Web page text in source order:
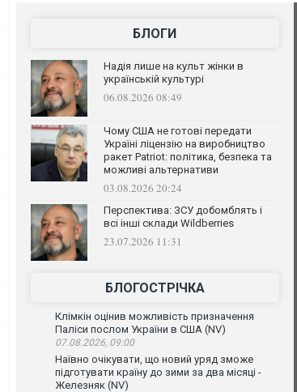
БЛОГИ
Надія лише на культ жінки в
українській культурі
06.08.2026 08:49
Чому США не готові передати
Україні ліцензію на виробництво
ракет Patriot: політика, безпека та
можливі альтернативи
03.08.2026 20:24
Перспектива: ЗСУ добомблять і
всі інші склади Wildberries
23.07.2026 11:31
БЛОГОСТРІЧКА
Клімкін оцінив можливість призначення
Паліси послом України в США (NV)
07.08.2026, 09:00
Наївно очікувати, що новий уряд зможе
підготувати країну до зими за два місяці -
Железняк (NV)